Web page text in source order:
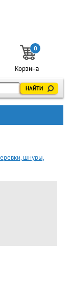
0
Корзина
шнуры,